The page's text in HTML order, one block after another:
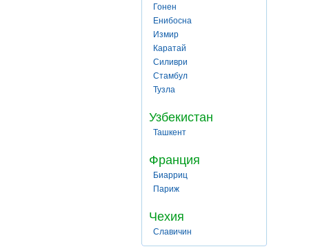
Гонен
Енибосна
Измир
Каратай
Силиври
Стамбул
Тузла
Узбекистан
Ташкент
Франция
Биарриц
Париж
Чехия
Славичин